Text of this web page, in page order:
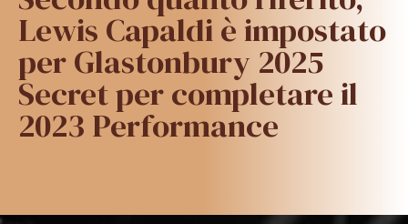
Lewis Capaldi è impostato
per Glastonbury 2025
Secret per completare il
2023 Performance